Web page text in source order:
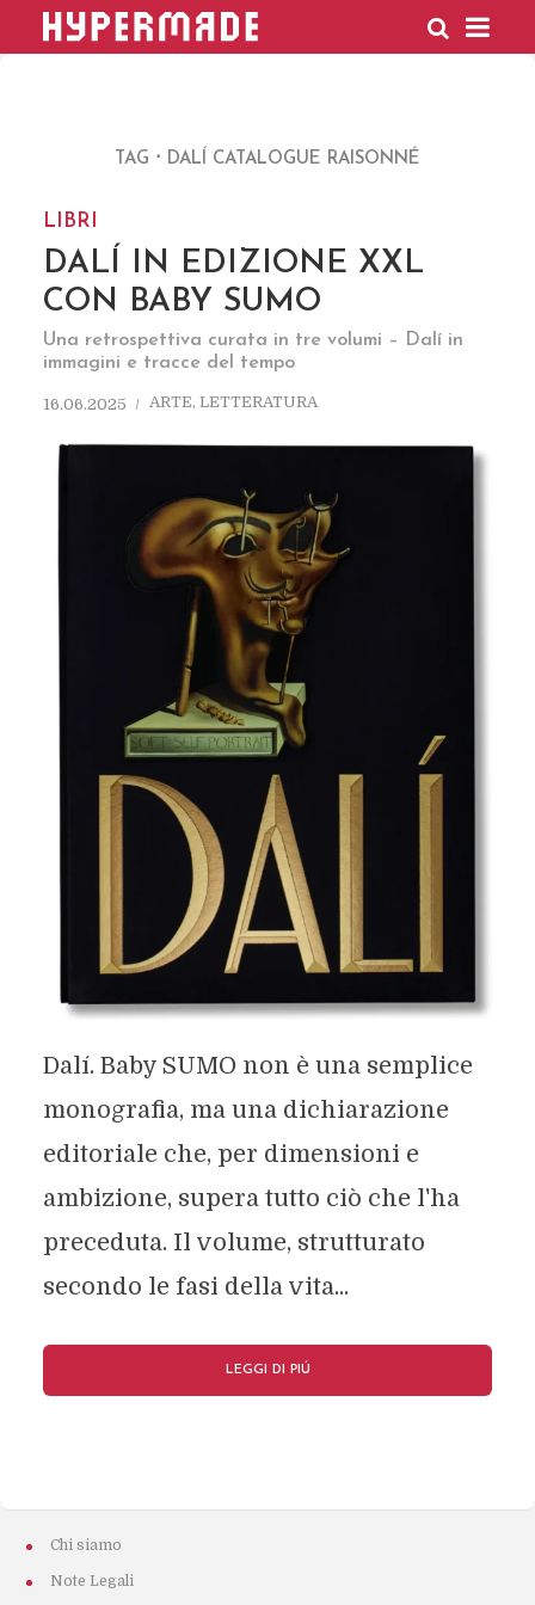
HYPERMADE
TAG DALÍ CATALOGUE RAISONNÉ
LIBRI
DALÍ IN EDIZIONE XXL
CON BABY SUMO
Una retrospettiva curata in tre volumi – Dalí in
immagini e tracce del tempo
16.06.2025 ARTE, LETTERATURA
Dalí. Baby SUMO non è una semplice
monografia, ma una dichiarazione
editoriale che, per dimensioni e
ambizione, supera tutto ciò che l'ha
preceduta. Il volume, strutturato
secondo le fasi della vita...
LEGGI DI PIÚ
Chi siamo
Note Legali